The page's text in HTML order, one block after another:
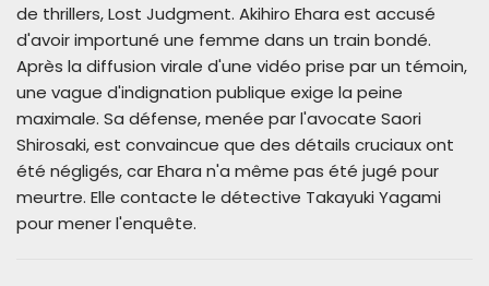
de thrillers, Lost Judgment. Akihiro Ehara est accusé
d'avoir importuné une femme dans un train bondé.
Après la diffusion virale d'une vidéo prise par un témoin,
une vague d'indignation publique exige la peine
maximale. Sa défense, menée par l'avocate Saori
Shirosaki, est convaincue que des détails cruciaux ont
été négligés, car Ehara n'a même pas été jugé pour
meurtre. Elle contacte le détective Takayuki Yagami
pour mener l'enquête.